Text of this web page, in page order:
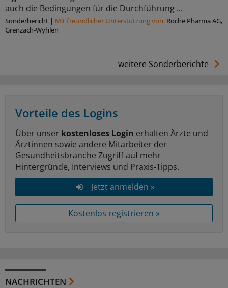
auch die Bedingungen für die Durchführung ...
Sonderbericht | Mit freundlicher Unterstützung von: Roche Pharma AG,
Grenzach-Wyhlen
weitere Sonderberichte
Vorteile des Logins
Über unser kostenloses Login erhalten Ärzte und
Ärztinnen sowie andere Mitarbeiter der
Gesundheitsbranche Zugriff auf mehr
Hintergründe, Interviews und Praxis-Tipps.
Jetzt anmelden »
Kostenlos registrieren »
NACHRICHTEN